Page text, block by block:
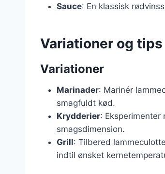
Sauce: En klassisk
Variationer og tips
Variationer
Marinader: Marinér
smagfuldt kød.
Krydderier:
smagsdimension.
Grill: Tilbered
indtil ønsket